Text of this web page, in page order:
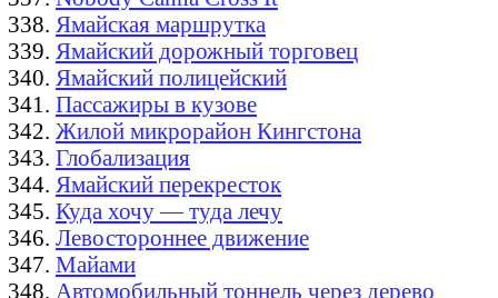
Ямайская маршрутка
Ямайский дорожный торговец
Ямайский полицейский
Пассажиры в кузове
Жилой микрорайон Кингстона
Глобализация
Ямайский перекресток
Куда хочу — туда лечу
Левостороннее движение
Майами
Автомобильный тоннель через дерево